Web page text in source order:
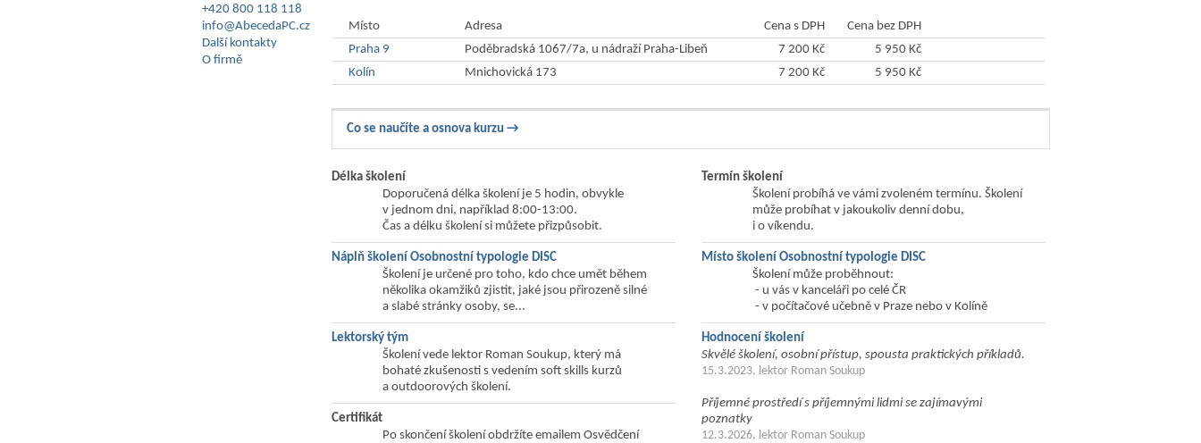
Místo Adresa Cena bez DPH
Cena s DPH
Praha 9
Poděbradská 1067/7a, u nádraží Praha-Libeň 5 950 Kč
7 200 Kč
Kolín
Mnichovická 173 5 950 Kč
7 200 Kč
Co se naučíte a osnova kurzu →
Délka školení
Doporučená délka školení je 5 hodin, obvykle
v jednom dni, například 8:00-13:00.
Čas a délku školení si můžete přizpůsobit.
Termín školení
Školení probíhá ve vámi zvoleném termínu. Školení
může probíhat v jakoukoliv denní dobu,
i o víkendu.
Náplň školení Osobnostní typologie DISC
Školení je určené pro toho, kdo chce umět během
několika okamžiků zjistit, jaké jsou přirozeně silné
a slabé stránky osoby, se...
Místo školení Osobnostní typologie DISC
Školení může proběhnout:
- u vás v kanceláři po celé ČR
- v počítačové učebně v Praze nebo v Kolíně
Lektorský tým
Školení vede lektor Roman Soukup, který má
bohaté zkušenosti s vedením soft skills kurzů
a outdoorových školení.
Certifikát
Po skončení školení obdržíte emailem Osvědčení
Hodnocení školení
Skvělé školení, osobní přístup, spousta praktických příkladů.
15.3.2023, lektor Roman Soukup
Příjemné prostředí s příjemnými lidmi se zajímavými
poznatky
12.3.2026, lektor Roman Soukup
+420 800 118 118
info@AbecedaPC.cz
Další kontakty
O firmě